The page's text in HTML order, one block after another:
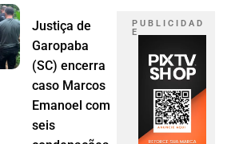
Justiça de
Garopaba
(SC) encerra
caso Marcos
Emanoel com
seis
P U B L I C I D A D
E